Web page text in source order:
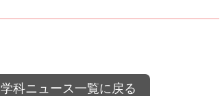
学科ニュース一覧に戻る